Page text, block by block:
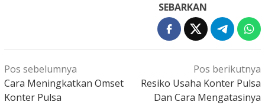
SEBARKAN
Navigasi
pos
Pos sebelumnya
Cara Meningkatkan Omset
Konter Pulsa
Pos berikutnya
Resiko Usaha Konter Pulsa
Dan Cara Mengatasinya